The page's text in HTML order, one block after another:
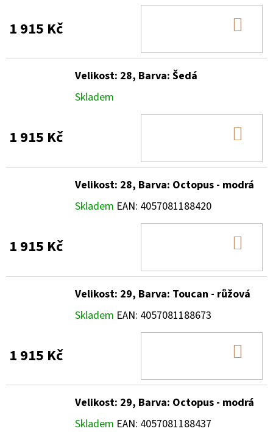
1 915 Kč
Velikost: 28, Barva: Šedá
Skladem
1 915 Kč
Velikost: 28, Barva: Octopus - modrá
Skladem EAN: 4057081188420
1 915 Kč
Velikost: 29, Barva: Toucan - růžová
Skladem EAN: 4057081188673
1 915 Kč
Velikost: 29, Barva: Octopus - modrá
Skladem EAN: 4057081188437